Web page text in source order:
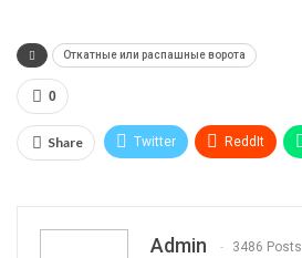
Откатные или распашные ворота
0
Share Twitter ReddIt
Admin 3486 Posts